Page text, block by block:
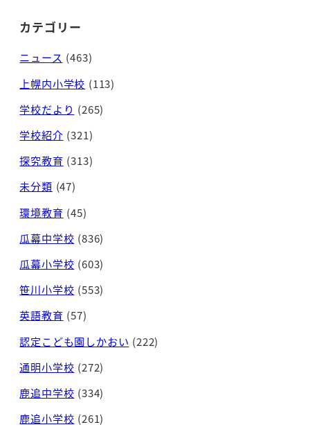
カテゴリー
ニュース (463)
上幌内小学校 (113)
学校だより (265)
学校紹介 (321)
探究教育 (313)
未分類 (47)
環境教育 (45)
瓜幕中学校 (836)
瓜幕小学校 (603)
笹川小学校 (553)
英語教育 (57)
認定こども園しかおい (222)
通明小学校 (272)
鹿追中学校 (334)
鹿追小学校 (261)